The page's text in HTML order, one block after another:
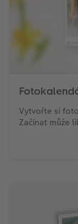
Vytvořte si
Začínat může